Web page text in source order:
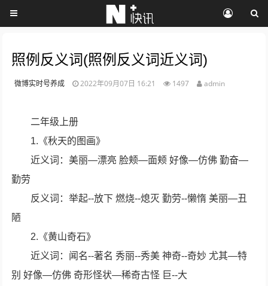
照例反义词(照例反义词近义词)
微博实时号养成 2022年09月07日 16:21 1497 admin
二年级上册
1.《秋天的图画》
近义词：美丽—漂亮 脸颊—面颊 好像—仿佛 勤奋—
勤劳
反义词：举起--放下 燃烧--熄灭 勤劳--懒惰 美丽—丑
陋
2.《黄山奇石》
近义词：闻名--著名 秀丽--秀美 神奇--奇妙 尤其—特
别 好像—仿佛 奇形怪状—稀奇古怪 巨--大